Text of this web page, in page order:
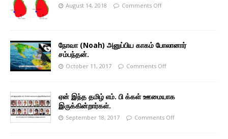
August 14, 2018 Comments Off
நோவா (Noah) அனுப்பிய காகம் போலானார்
சம்பந்தன்.
October 11, 2017 Comments Off
ஏன் இந்த தமிழ் எம். பி க்கள் ஊமையாக
இருக்கின்றார்கள்.
September 18, 2017 Comments Off